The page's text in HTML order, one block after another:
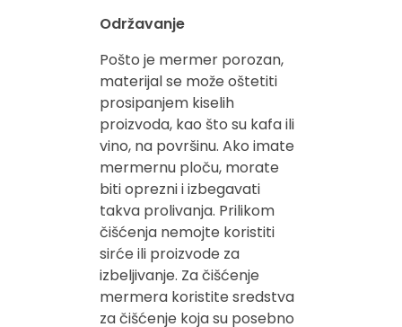
Održavanje
Pošto je mermer porozan,
materijal se može oštetiti
prosipanjem kiselih
proizvoda, kao što su kafa ili
vino, na površinu. Ako imate
mermernu ploču, morate
biti oprezni i izbegavati
takva prolivanja. Prilikom
čišćenja nemojte koristiti
sirće ili proizvode za
izbeljivanje. Za čišćenje
mermera koristite sredstva
za čišćenje koja su posebno